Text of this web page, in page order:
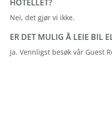
HOTELLET?
Nei, det gjør vi ikke.
ER DET MULIG Å LEIE BIL
Ja. Vennligst besøk vår Guest